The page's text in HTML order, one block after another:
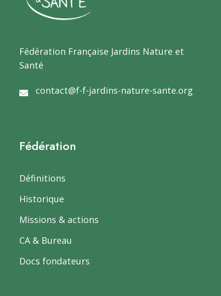
Fédération Française Jardins Nature et
Santé
contact@f-f-jardins-nature-sante.org
Fédération
Définitions
Historique
Missions & actions
CA & Bureau
Docs fondateurs